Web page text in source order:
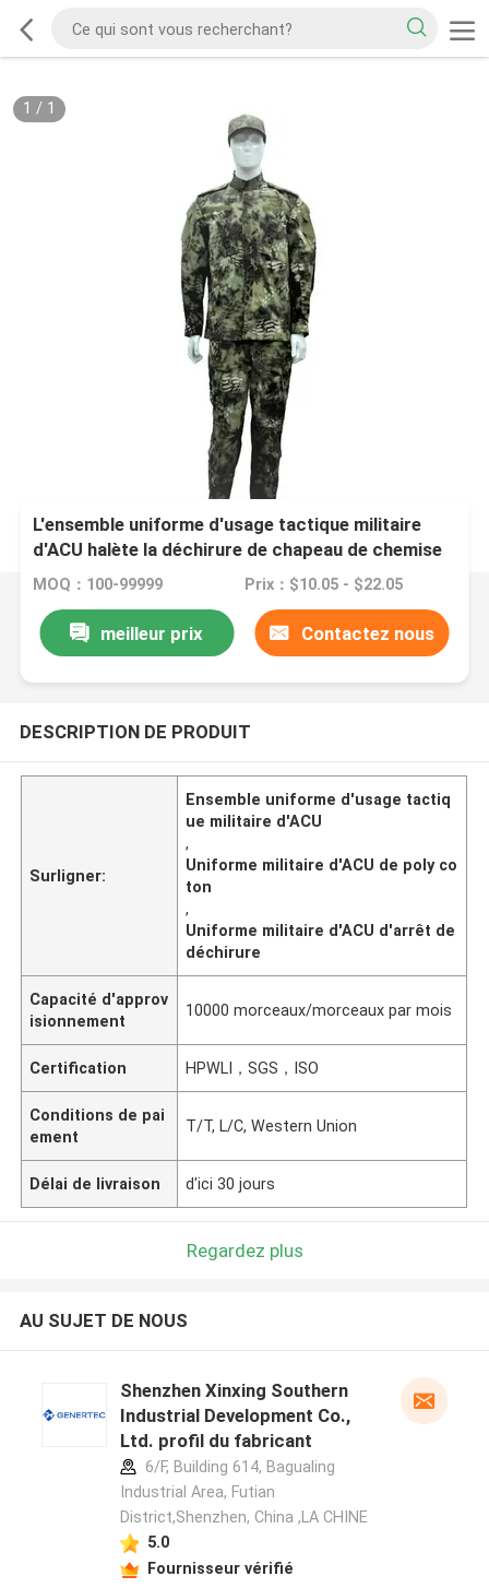
1 / 1
L'ensemble uniforme d'usage tactique militaire
d'ACU halète la déchirure de chapeau de chemise
arrêtent le poly coton
MOQ：100-99999 Prix：$10.05 - $22.05
meilleur prix Contactez nous
DESCRIPTION DE PRODUIT
Surligner:
Ensemble uniforme d'usage tactiq
ue militaire d'ACU
,
Uniforme militaire d'ACU de poly co
ton
,
Uniforme militaire d'ACU d'arrêt de
déchirure
Capacité d'approv
isionnement
10000 morceaux/morceaux par mois
Certification HPWLI，SGS，ISO
Conditions de pai
ement
T/T, L/C, Western Union
Délai de livraison d'ici 30 jours
Regardez plus
AU SUJET DE NOUS
Shenzhen Xinxing Southern
Industrial Development Co.,
Ltd. profil du fabricant
6/F, Building 614, Bagualing
Industrial Area, Futian
District,Shenzhen, China ,LA CHINE
5.0
Fournisseur vérifié